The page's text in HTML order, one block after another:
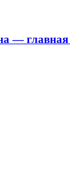
— главная